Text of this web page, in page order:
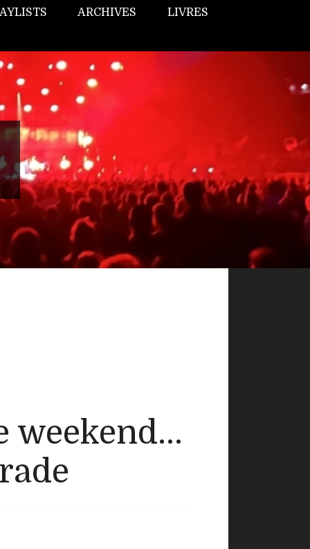
ARCHIVES LIVRES
weekend...